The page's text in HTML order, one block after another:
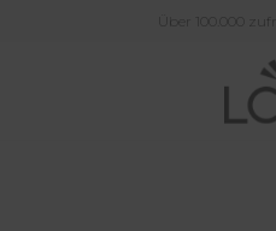
Über 100.000